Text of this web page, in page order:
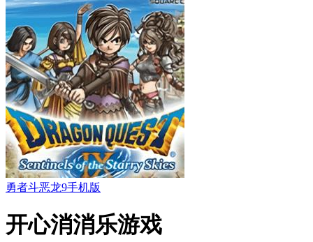
勇者斗恶龙9手机版
开心消消乐游戏